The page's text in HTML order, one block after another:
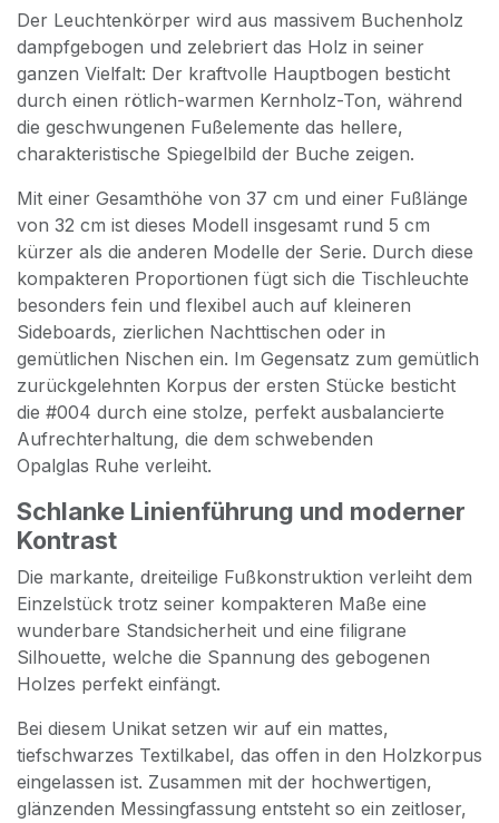
​Der Leuchtenkörper wird aus massivem Buchenholz
dampfgebogen und zelebriert das Holz in seiner
ganzen Vielfalt: Der kraftvolle Hauptbogen besticht
durch einen rötlich-warmen Kernholz-Ton, während
die geschwungenen Fußelemente das hellere,
charakteristische Spiegelbild der Buche zeigen.
​Mit einer Gesamthöhe von 37 cm und einer Fußlänge
von 32 cm ist dieses Modell insgesamt rund 5 cm
kürzer als die anderen Modelle der Serie. Durch diese
kompakteren Proportionen fügt sich die Tischleuchte
besonders fein und flexibel auch auf kleineren
Sideboards, zierlichen Nachttischen oder in
gemütlichen Nischen ein. Im Gegensatz zum gemütlich
zurückgelehnten Korpus der ersten Stücke besticht
die #004 durch eine stolze, perfekt ausbalancierte
Aufrechterhaltung, die dem schwebenden
Opalglas Ruhe verleiht.
​Schlanke Linienführung und moderner
Kontrast
​Die markante, dreiteilige Fußkonstruktion verleiht dem
Einzelstück trotz seiner kompakteren Maße eine
wunderbare Standsicherheit und eine filigrane
Silhouette, welche die Spannung des gebogenen
Holzes perfekt einfängt.
​Bei diesem Unikat setzen wir auf ein mattes,
tiefschwarzes Textilkabel, das offen in den Holzkorpus
eingelassen ist. Zusammen mit der hochwertigen,
glänzenden Messingfassung entsteht so ein zeitloser,